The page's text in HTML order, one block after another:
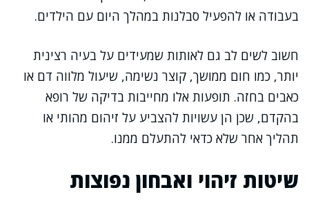
בעבודה או להפעיל סבלנות במהלך היום עם הילדים.
חשוב לשים לב גם לאותות שמעידים על בעיה רצינית
יותר, כמו חום ממושך, קוצר נשימה, שיעול מלווה דם או
כאבים בחזה. תופעות אלו מחייבות בדיקה של רופא
בהקדם, שכן הן עשויות להצביע על זיהום מהותי או
תהליך אחר שלא כדאי להתעלם ממנו.
שיטות זיהוי ואבחון נפוצות